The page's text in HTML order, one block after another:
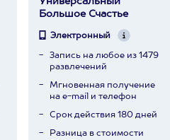
Большое Счастье
Электронный
Запись на любое из 1479
развлечений
Мгновенная получение
на e-mail и телефон
Срок действия 180 дней
Разница в стоимости